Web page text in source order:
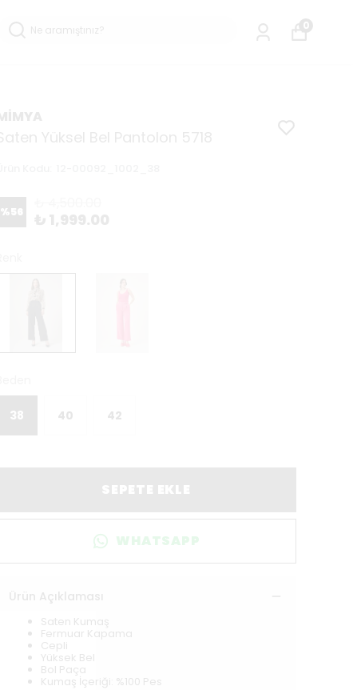
0
%56
38 40 42
WHATSAPP
Ürün Açıklaması
Saten Kumaş
Fermuar Kapama
Cepli
Yüksek Bel
Bol Paça
Kumaş İçeriği: %100 Pes